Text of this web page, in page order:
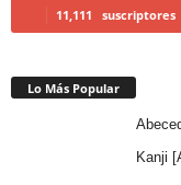
11,111 suscriptores
Lo Más Popular
Kanji